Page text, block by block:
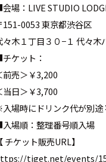
場：LIVE STUDIO
151-0053 東京都渋谷区
々木１丁目３０−１ 代々木
ケット：
前売＞￥3,200
当日＞￥3,700
場時にドリンク代が別途
場順：整理番号順入場
チケット販売URL】
tiget.net/events/